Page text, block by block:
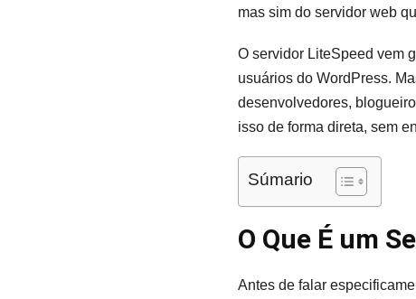
mas sim do servidor web
O servidor LiteSpeed vem
usuários do WordPress.
desenvolvedores,
isso de forma direta, sem
Súmario
O Que É um
Antes de falar